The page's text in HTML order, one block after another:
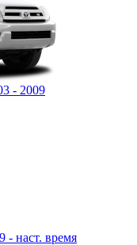
- 2009
- наст. время